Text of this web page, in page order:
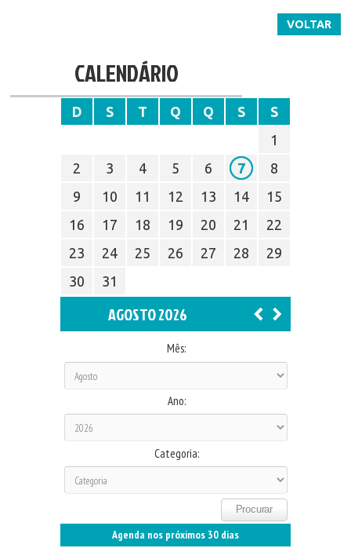
VOLTAR
CALENDÁRIO
D S T Q Q S
S
1
2
3 4 5 6 7
8
9
10 11 12 13 14
15
16
17 18 19 20 21
22
23
24 25 26 27 28
29
30
31
AGOSTO 2026
Mês:
Ano:
Categoria:
Agenda nos próximos 30 dias